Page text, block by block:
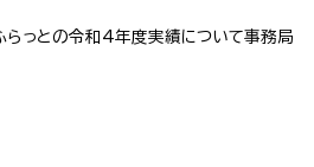
らっとの令和4年度実績について事務局